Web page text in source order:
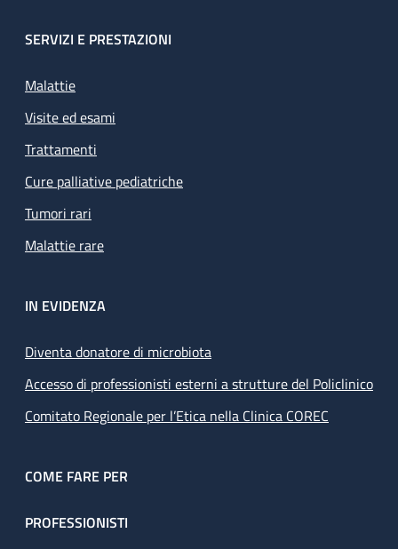
SERVIZI E PRESTAZIONI
Malattie
Visite ed esami
Trattamenti
Cure palliative pediatriche
Tumori rari
Malattie rare
IN EVIDENZA
Diventa donatore di microbiota
Accesso di professionisti esterni a strutture del Policlinico
Comitato Regionale per l’Etica nella Clinica COREC
COME FARE PER
PROFESSIONISTI